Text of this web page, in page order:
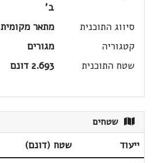
ב'
סיווג התוכנית
מתאר מקומית
קטגוריה
מגורים
שטח התוכנית
2.693 דונם
שטחים
ייעוד שטח (דונם)